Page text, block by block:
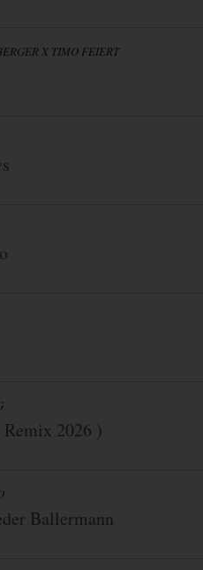
X TIMO FEIERT
2026 )
Ballermann